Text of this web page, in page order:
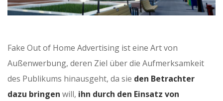
Fake Out of Home Advertising ist eine Art von
Außenwerbung, deren Ziel über die Aufmerksamkeit
des Publikums hinausgeht, da sie den Betrachter
dazu bringen will, ihn durch den Einsatz von